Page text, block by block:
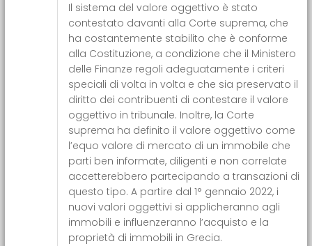
Il sistema del valore oggettivo è stato
contestato davanti alla Corte suprema, che
ha costantemente stabilito che è conforme
alla Costituzione, a condizione che il Ministero
delle Finanze regoli adeguatamente i criteri
speciali di volta in volta e che sia preservato il
diritto dei contribuenti di contestare il valore
oggettivo in tribunale. Inoltre, la Corte
suprema ha definito il valore oggettivo come
l’equo valore di mercato di un immobile che
parti ben informate, diligenti e non correlate
accetterebbero partecipando a transazioni di
questo tipo. A partire dal 1° gennaio 2022, i
nuovi valori oggettivi si applicheranno agli
immobili e influenzeranno l’acquisto e la
proprietà di immobili in Grecia.